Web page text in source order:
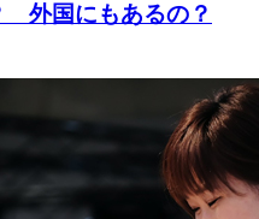
外国にもあるの？